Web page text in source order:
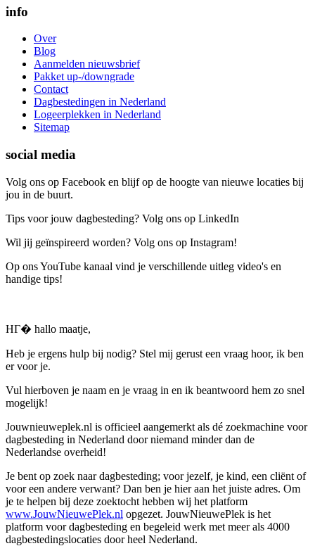
info
Over
Blog
Aanmelden nieuwsbrief
Pakket up-/downgrade
Contact
Dagbestedingen in Nederland
Logeerplekken in Nederland
Sitemap
social media
Volg ons op Facebook en blijf op de hoogte van nieuwe locaties bij
jou in de buurt.
Tips voor jouw dagbesteding? Volg ons op LinkedIn
Wil jij geïnspireerd worden? Volg ons op Instagram!
Op ons YouTube kanaal vind je verschillende uitleg video's en
handige tips!
HГ� hallo maatje,
Heb je ergens hulp bij nodig? Stel mij gerust een vraag hoor, ik ben
er voor je.
Vul hierboven je naam en je vraag in en ik beantwoord hem zo snel
mogelijk!
Jouwnieuweplek.nl is officieel aangemerkt als dé zoekmachine voor
dagbesteding in Nederland door niemand minder dan de
Nederlandse overheid!
Je bent op zoek naar dagbesteding; voor jezelf, je kind, een cliënt of
voor een andere verwant? Dan ben je hier aan het juiste adres. Om
je te helpen bij deze zoektocht hebben wij het platform
www.JouwNieuwePlek.nl opgezet. JouwNieuwePlek is het
platform voor dagbesteding en begeleid werk met meer als 4000
dagbestedingslocaties door heel Nederland.